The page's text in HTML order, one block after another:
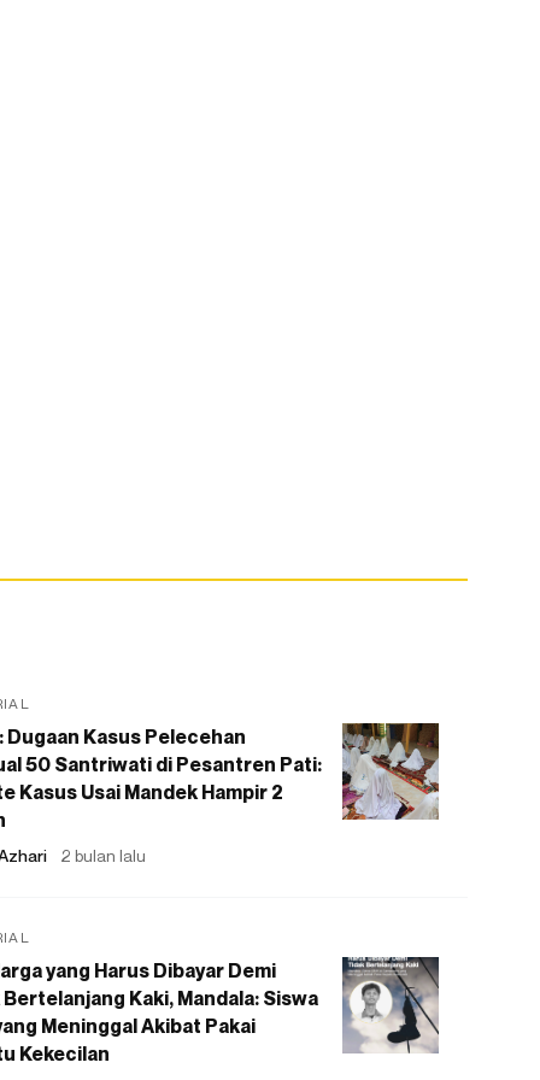
Dugaan Kasus Pelecehan
50 Santriwati di Pesantren Pati:
Kasus Usai Mandek Hampir 2
2 bulan lalu
yang Harus Dibayar Demi
Kaki, Mandala: Siswa
Meninggal Akibat Pakai
Kekecilan